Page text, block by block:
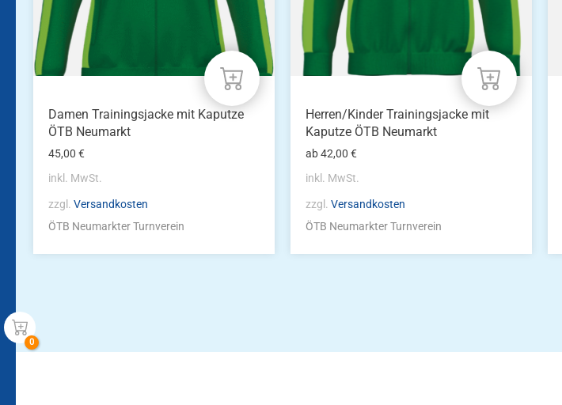
der
Produktseite
gewählt
werden
Damen Trainingsjacke mit Kaputze
ÖTB Neumarkt
45,00€
inkl. MwSt.
zzgl.Versandkosten
ÖTB Neumarkter Turnverein
der
Produktseite
gewählt
werden
Herren/Kinder Trainingsjacke mit
Kaputze ÖTB Neumarkt
ab42,00€
inkl. MwSt.
zzgl.Versandkosten
ÖTB Neumarkter Turnverein